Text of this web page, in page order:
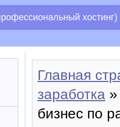
хостинг)
Главная
заработка
бизнес по